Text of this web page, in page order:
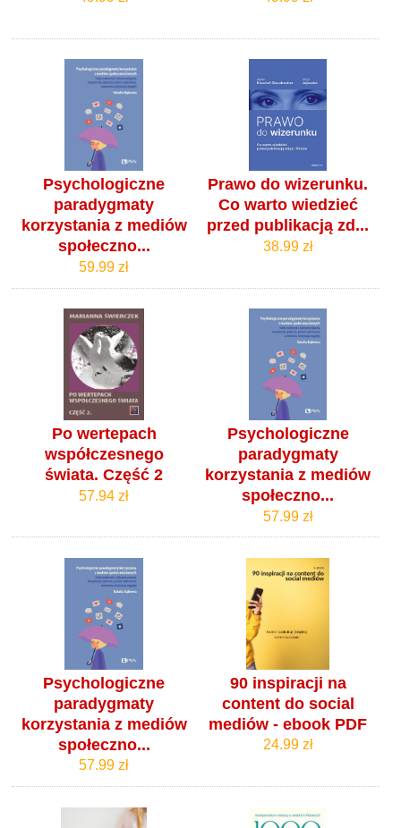
Psychologiczne
paradygmaty
korzystania z mediów
społeczno...
59.99 zł
Prawo do wizerunku.
Co warto wiedzieć
przed publikacją zd...
38.99 zł
Po wertepach
współczesnego
świata. Część 2
57.94 zł
Psychologiczne
paradygmaty
korzystania z mediów
społeczno...
57.99 zł
Psychologiczne
paradygmaty
korzystania z mediów
społeczno...
57.99 zł
90 inspiracji na
content do social
mediów - ebook PDF
24.99 zł